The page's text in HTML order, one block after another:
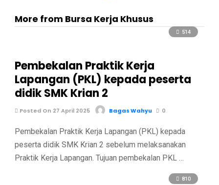
More from Bursa Kerja Khusus
514
Pembekalan Praktik Kerja
Lapangan (PKL) kepada peserta
didik SMK Krian 2
Posted On 27 April 2025 Bagas Wahyu 0
Pembekalan Praktik Kerja Lapangan (PKL) kepada
peserta didik SMK Krian 2 sebelum melaksanakan
Praktik Kerja Lapangan. Tujuan pembekalan PKL …
810